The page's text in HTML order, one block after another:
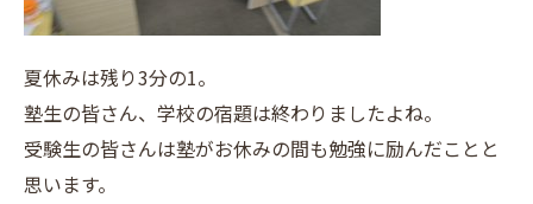
夏休みは残り3分の1。
塾生の皆さん、学校の宿題は終わりましたよね。
受験生の皆さんは塾がお休みの間も勉強に励んだことと
思います。